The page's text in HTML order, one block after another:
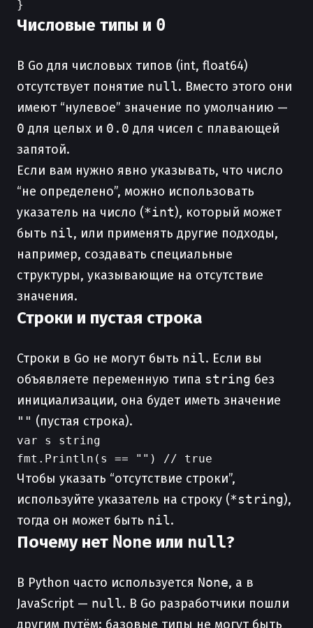
Числовые типы и 0
В Go для числовых типов (int, float64)
отсутствует понятие null. Вместо этого они
имеют “нулевое” значение по умолчанию —
0 для целых и 0.0 для чисел с плавающей
запятой.
Если вам нужно явно указывать, что число
“не определено”, можно использовать
указатель на число (*int), который может
быть nil, или применять другие подходы,
например, создавать специальные
структуры, указывающие на отсутствие
значения.
Строки и пустая строка
Строки в Go не могут быть nil. Если вы
объявляете переменную типа string без
инициализации, она будет иметь значение
"" (пустая строка).
var s string
Чтобы указать “отсутствие строки”,
используйте указатель на строку (*string),
тогда он может быть nil.
Почему нет None или null?
В Python часто используется None, а в
JavaScript — null. В Go разработчики пошли
другим путём: базовые типы не могут быть